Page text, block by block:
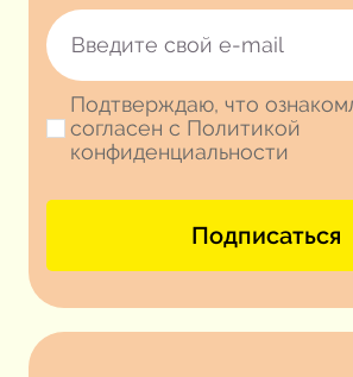
Подтверждаю, что
согласен с Политикой
конфиденциальности
Подписаться